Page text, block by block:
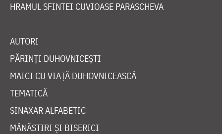
HRAMUL SFINTEI CUVIOASE PARASCHEVA
AUTORI
PĂRINȚI DUHOVNICEȘTI
MAICI CU VIAȚĂ DUHOVNICEASCĂ
TEMATICĂ
SINAXAR ALFABETIC
MĂNĂSTIRI ȘI BISERICI